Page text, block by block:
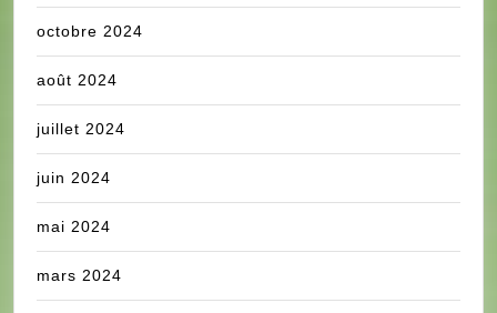
octobre 2024
août 2024
juillet 2024
juin 2024
mai 2024
mars 2024